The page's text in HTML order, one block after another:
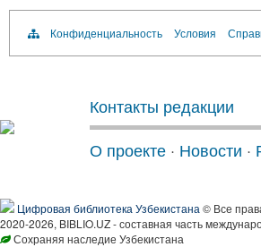
Конфиденциальность Условия
Контакты редакции
О проекте · Новости ·
Цифровая библиотека Узбекистана © Все
2020-2026, BIBLIO.UZ - составная часть
Сохраняя наследие Узбекистана